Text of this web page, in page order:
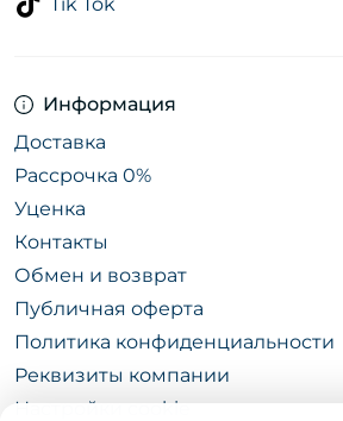
Информация
Доставка
Рассрочка 0%
Уценка
Контакты
Обмен и возврат
Публичная оферта
Политика конфиденциальности
Реквизиты компании
Настройки cookie
Tik Tok